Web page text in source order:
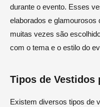
durante o evento. Esses
elaborados e glamourosos
muitas vezes são
com o tema e o estilo do
Tipos de Vestidos
Existem diversos tipos de